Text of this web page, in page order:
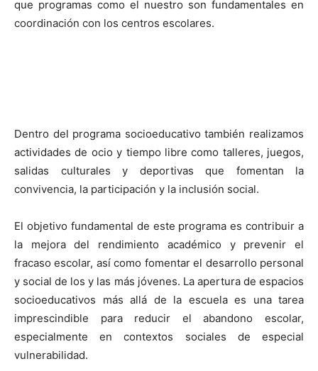
que programas como el nuestro son fundamentales en
coordinación con los centros escolares.
Dentro del programa socioeducativo también realizamos
actividades de ocio y tiempo libre como talleres, juegos,
salidas culturales y deportivas que fomentan la
convivencia, la participación y la inclusión social.
El objetivo fundamental de este programa es contribuir a
la mejora del rendimiento académico y prevenir el
fracaso escolar, así como fomentar el desarrollo personal
y social de los y las más jóvenes. La apertura de espacios
socioeducativos más allá de la escuela es una tarea
imprescindible para reducir el abandono escolar,
especialmente en contextos sociales de especial
vulnerabilidad.